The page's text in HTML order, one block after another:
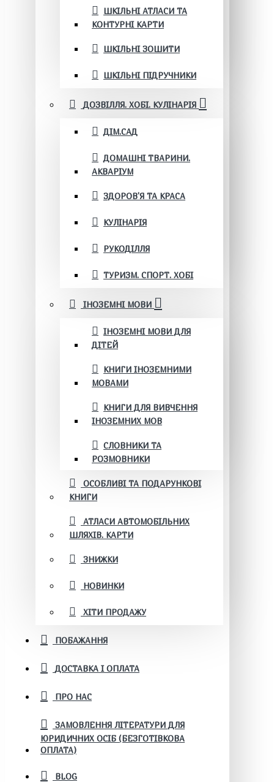
ШКІЛЬНІ АТЛАСИ ТА
КОНТУРНІ КАРТИ
ШКІЛЬНІ ЗОШИТИ
ШКІЛЬНІ ПІДРУЧНИКИ
ДОЗВІЛЛЯ. ХОБІ. КУЛІНАРІЯ
ДІМ.САД
ДОМАШНІ ТВАРИНИ.
АКВАРІУМ
ЗДОРОВ'Я ТА КРАСА
КУЛІНАРІЯ
РУКОДІЛЛЯ
ТУРИЗМ. СПОРТ. ХОБІ
ІНОЗЕМНІ МОВИ
ІНОЗЕМНІ МОВИ ДЛЯ
ДІТЕЙ
КНИГИ ІНОЗЕМНИМИ
МОВАМИ
КНИГИ ДЛЯ ВИВЧЕННЯ
ІНОЗЕМНИХ МОВ
СЛОВНИКИ ТА
РОЗМОВНИКИ
ОСОБЛИВІ ТА ПОДАРУНКОВІ
КНИГИ
АТЛАСИ АВТОМОБІЛЬНИХ
ШЛЯХІВ. КАРТИ
ЗНИЖКИ
НОВИНКИ
ХІТИ ПРОДАЖУ
ПОБАЖАННЯ
ДОСТАВКА І ОПЛАТА
ПРО НАС
ЗАМОВЛЕННЯ ЛІТЕРАТУРИ ДЛЯ
ЮРИДИЧНИХ ОСІБ (БЕЗГОТІВКОВА
ОПЛАТА)
BLOG